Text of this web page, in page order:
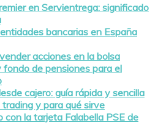
en Servientrega: significado
bancarias en España
acciones en la bolsa
fondo de pensiones para el
cajero: guía rápida y sencilla
y para qué sirve
con la tarjeta Falabella PSE de